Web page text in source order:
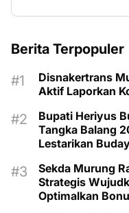
Berita Terpopuler
Disnakertrans
Aktif Laporkan
Bupati Heriyus
Tangka Balang
Lestarikan
Sekda Murung
Strategis
Optimalkan